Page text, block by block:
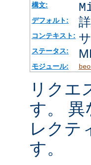
構文:
デフォルト:
コンテキスト:
ステータス:
モジュール:
リクエ
す。 異
レクテ
す。